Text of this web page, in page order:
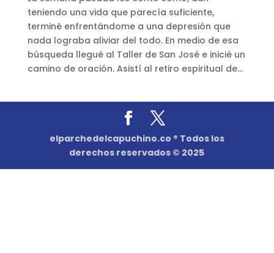
teniendo una vida que parecía suficiente,
terminé enfrentándome a una depresión que
nada lograba aliviar del todo. En medio de esa
búsqueda llegué al Taller de San José e inicié un
camino de oración. Asistí al retiro espiritual de...
elparchedelcapuchino.co ® Todos los
derechos reservados © 2025